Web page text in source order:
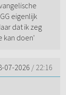
eigenlijk
dat ik zeg
kan doen'
07-2026 / 22:16